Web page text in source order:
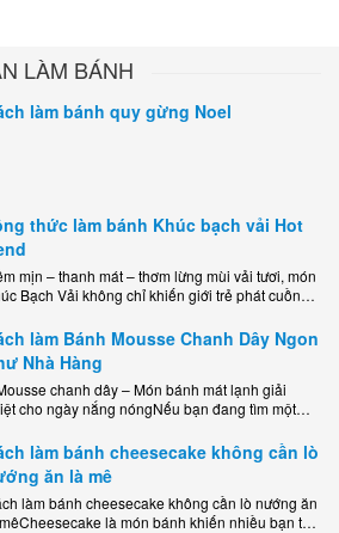
LÀM BÁNH
làm bánh quy gừng Noel
thức làm bánh Khúc bạch vải Hot
mịn – thanh mát – thơm lừng mùi vải tươi, món
Bạch Vải không chỉ khiến giới trẻ phát cuồng
làm Bánh Mousse Chanh Dây Ngon
Nhà Hàng
chanh dây – Món bánh mát lạnh giải
cho ngày nắng nóngNếu bạn đang tìm một
làm bánh cheesecake không cần lò
ăn là mê
làm bánh cheesecake không cần lò nướng ăn
là món bánh khiến nhiều bạn trẻ